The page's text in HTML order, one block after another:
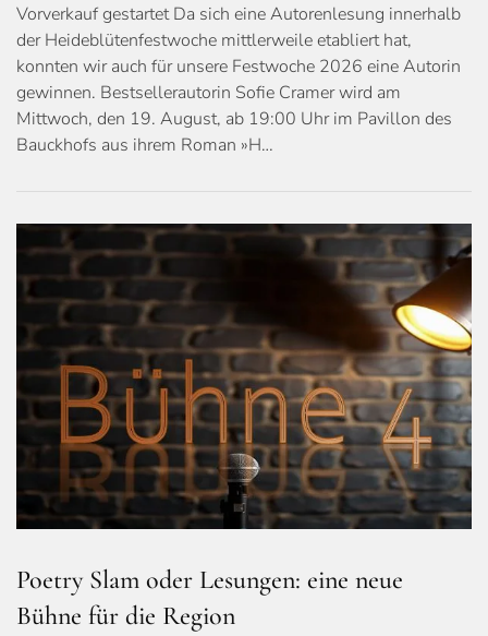
Vorverkauf gestartet Da sich eine Autorenlesung innerhalb
der Heideblütenfestwoche mittlerweile etabliert hat,
konnten wir auch für unsere Festwoche 2026 eine Autorin
gewinnen. Bestsellerautorin Sofie Cramer wird am
Mittwoch, den 19. August, ab 19:00 Uhr im Pavillon des
Bauckhofs aus ihrem Roman »H…
Poetry Slam oder Lesungen: eine neue
Bühne für die Region